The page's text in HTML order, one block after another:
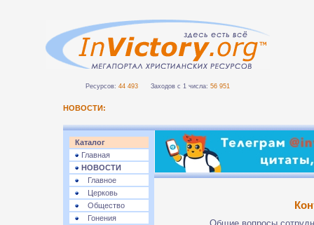
Ресурсов: 44 493 Заходов с 1 числа: 56 951
НОВОСТИ:
Каталог
Главная
НОВОСТИ
Главное
Церковь
Общество
Гонения